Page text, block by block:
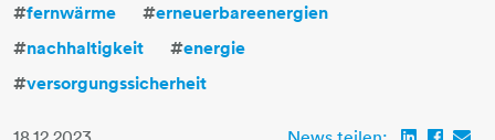
Verantwortung
#fernwärme #erneuerbareenergien
#nachhaltigkeit #energie
#versorgungssicherheit